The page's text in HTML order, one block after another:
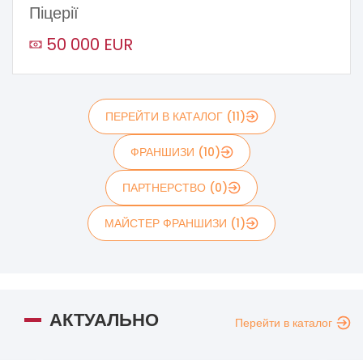
Піцерії
50 000 EUR
ПЕРЕЙТИ В КАТАЛОГ (11)
ФРАНШИЗИ (10)
ПАРТНЕРСТВО (0)
МАЙСТЕР ФРАНШИЗИ (1)
АКТУАЛЬНО Перейти в каталог